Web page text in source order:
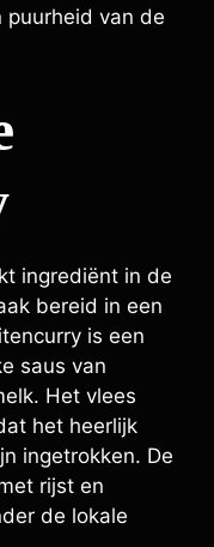
van de
ingrediënt in de
bereid in een
is een
saus van
Het vlees
het heerlijk
ingetrokken. De
rijst en
de lokale